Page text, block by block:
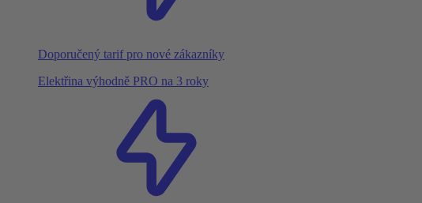
Doporučený tarif pro nové zákazníky
Elektřina výhodně PRO na 3 roky